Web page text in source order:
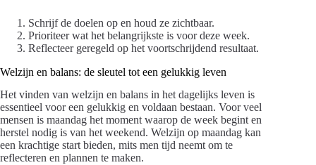
Schrijf de doelen op en houd ze zichtbaar.
Prioriteer wat het belangrijkste is voor deze week.
Reflecteer geregeld op het voortschrijdend resultaat.
Welzijn en balans: de sleutel tot een gelukkig leven
Het vinden van welzijn en balans in het dagelijks leven is
essentieel voor een gelukkig en voldaan bestaan. Voor veel
mensen is maandag het moment waarop de week begint en
herstel nodig is van het weekend. Welzijn op maandag kan
een krachtige start bieden, mits men tijd neemt om te
reflecteren en plannen te maken.